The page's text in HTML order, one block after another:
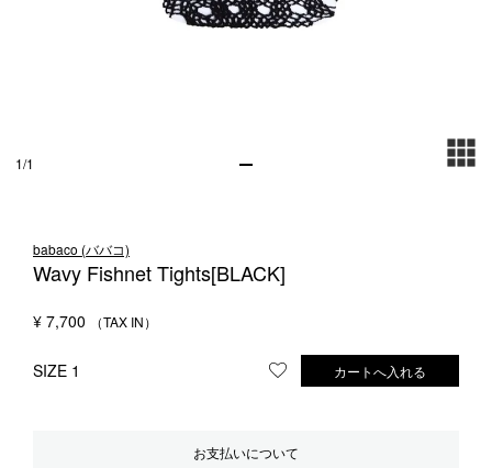
SEARCH
1/1
babaco (ババコ)
Wavy Fishnet Tights[BLACK]
¥ 7,700
SIZE 1 お気に入りに登録する
カートへ入れる
お支払いについて